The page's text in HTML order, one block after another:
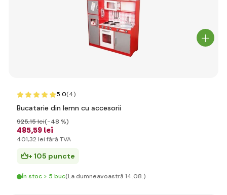
5.0(4)
Bucatarie din lemn cu accesorii
485,59 lei
925,15 lei(-48 %)
401,32 lei fără TVA
+ 105 puncte
În stoc > 5 buc(La dumneavoastră 14.08.)